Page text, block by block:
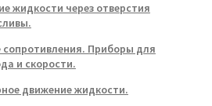
жидкости через отверстия
сопротивления. Приборы для
и скорости.
движение жидкости.